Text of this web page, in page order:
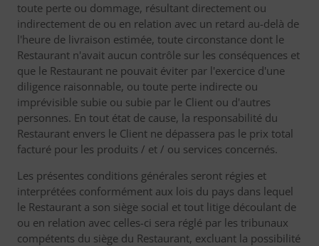
toute perte ou dommage, résultant directement ou
indirectement de ou en relation avec un retard au-delà de
l'heure de livraison estimée, toute circonstance dont le
Restaurant n'avait aucun contrôle sur les conséquences et
que le Restaurant ne pouvait éviter par l'exercice d'une
diligence raisonnable, ou toute perte indirecte ou
imprévisible subie ou subie par le Client ou d'autres
personnes. En tout état de cause, la responsabilité du
Restaurant envers le Client ne dépassera pas le prix total
facturé pour les produits / et / ou services concernés.
Les présentes conditions générales seront régies et
interprétées conformément aux lois du pays dans lequel
le Restaurant a son siège social et tout litige découlant de
ou en relation avec celles-ci sera réglé par les tribunaux
compétents du siège du Restaurant, excluant la possibilité